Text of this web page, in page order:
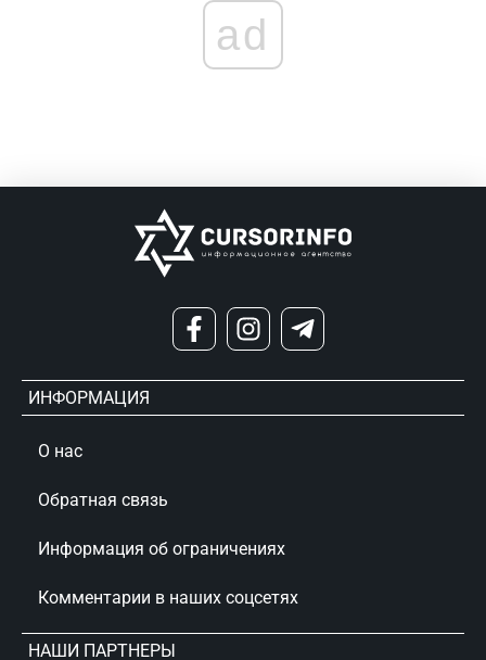
ad
ИНФОРМАЦИЯ
О нас
Обратная связь
Информация об ограничениях
Комментарии в наших соцсетях
НАШИ ПАРТНЕРЫ